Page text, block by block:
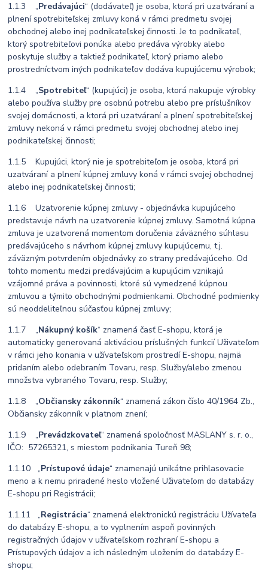
1.1.3 „Predávajúci“ (dodávateľ) je osoba, ktorá pri uzatváraní a
plnení spotrebiteľskej zmluvy koná v rámci predmetu svojej
obchodnej alebo inej podnikateľskej činnosti. Je to podnikateľ,
ktorý spotrebiteľovi ponúka alebo predáva výrobky alebo
poskytuje služby a taktiež podnikateľ, ktorý priamo alebo
prostredníctvom iných podnikateľov dodáva kupujúcemu výrobok;
1.1.4 „Spotrebiteľ“ (kupujúci) je osoba, ktorá nakupuje výrobky
alebo používa služby pre osobnú potrebu alebo pre príslušníkov
svojej domácnosti, a ktorá pri uzatváraní a plnení spotrebiteľskej
zmluvy nekoná v rámci predmetu svojej obchodnej alebo inej
podnikateľskej činnosti;
1.1.5 Kupujúci, ktorý nie je spotrebiteľom je osoba, ktorá pri
uzatváraní a plnení kúpnej zmluvy koná v rámci svojej obchodnej
alebo inej podnikateľskej činnosti;
1.1.6 Uzatvorenie kúpnej zmluvy - objednávka kupujúceho
predstavuje návrh na uzatvorenie kúpnej zmluvy. Samotná kúpna
zmluva je uzatvorená momentom doručenia záväzného súhlasu
predávajúceho s návrhom kúpnej zmluvy kupujúcemu, t.j.
záväzným potvrdením objednávky zo strany predávajúceho. Od
tohto momentu medzi predávajúcim a kupujúcim vznikajú
vzájomné práva a povinnosti, ktoré sú vymedzené kúpnou
zmluvou a týmito obchodnými podmienkami. Obchodné podmienky
sú neoddeliteľnou súčasťou kúpnej zmluvy;
1.1.7 „Nákupný košík“ znamená časť E-shopu, ktorá je
automaticky generovaná aktiváciou príslušných funkcií Uživateľom
v rámci jeho konania v užívateľskom prostredí E-shopu, najmä
pridaním alebo odebraním Tovaru, resp. Služby/alebo zmenou
množstva vybraného Tovaru, resp. Služby;
1.1.8 „Občiansky zákonník“ znamená zákon číslo 40/1964 Zb.,
Občiansky zákonník v platnom znení;
1.1.9 „Prevádzkovateľ“ znamená spoločnosť MASLANY s. r. o.,
IČO: 57265321, s miestom podnikania Tureň 98;
1.1.10 „Prístupové údaje“ znamenajú unikátne prihlasovacie
meno a k nemu priradené heslo vložené Uživateľom do databázy
E-shopu pri Registrácii;
1.1.11 „Registrácia“ znamená elektronickú registráciu Užívateľa
do databázy E-shopu, a to vyplnením aspoň povinných
registračných údajov v užívateľskom rozhraní E-shopu a
Prístupových údajov a ich následným uložením do databázy E-
shopu;